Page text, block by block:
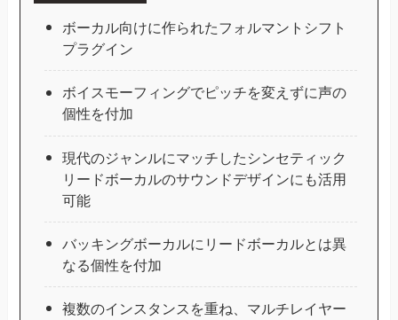
ボーカル向けに作られたフォルマントシフト
プラグイン
ボイスモーフィングでピッチを変えずに声の
個性を付加
現代のジャンルにマッチしたシンセティック
リードボーカルのサウンドデザインにも活用
可能
バッキングボーカルにリードボーカルとは異
なる個性を付加
複数のインスタンスを重ね、マルチレイヤー